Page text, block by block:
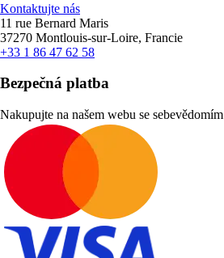
Kontaktujte nás
11 rue Bernard Maris
37270 Montlouis-sur-Loire, Francie
+33 1 86 47 62 58
Bezpečná platba
Nakupujte na našem webu se sebevědomím